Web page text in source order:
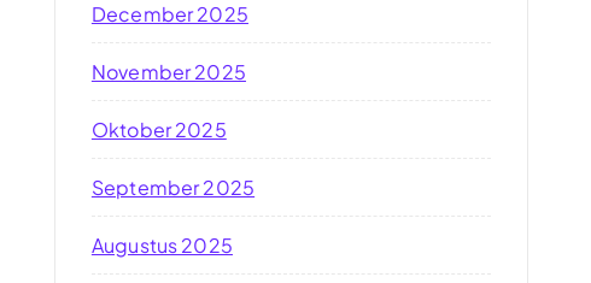
December 2025
November 2025
Oktober 2025
September 2025
Augustus 2025